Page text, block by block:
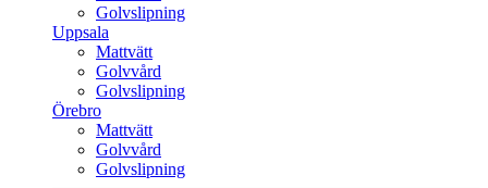
Golvslipning
Uppsala
Mattvätt
Golvvård
Golvslipning
Örebro
Mattvätt
Golvvård
Golvslipning